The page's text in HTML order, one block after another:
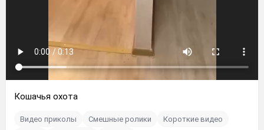
Кошачья охота
Видео приколы Смешные ролики
Короткие видео